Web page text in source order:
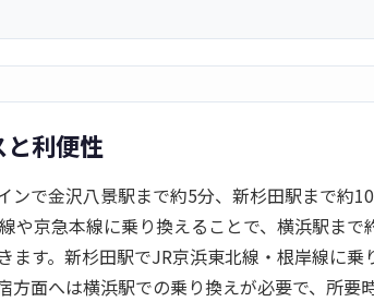
利便性
ンで金沢八景駅まで約5分、新杉田駅まで約
や京急本線に乗り換えることで、横浜駅まで
ます。新杉田駅でJR京浜東北線・根岸線に乗
方面へは横浜駅での乗り換えが必要で、所要